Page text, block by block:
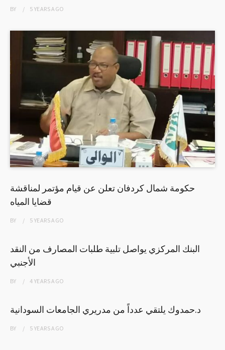
BY 5 YEARSAGO
حكومة شمال كردفان تعلن عن قيام مؤتمر لمناقشة
قضايا المياه
BY 5 YEARSAGO
البنك المركزي يواصل تلبية طلبات المصارف من النقد
الأجنبي
BY 4 YEARSAGO
د.حمدوك يلتقي عدداً من مدريري الجامعات السودانية
BY 5 YEARSAGO